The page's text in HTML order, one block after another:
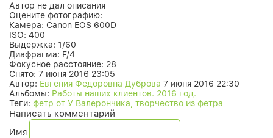
Автор не дал описания
Оцените фотографию:
Камера: Canon EOS 600D
ISO: 400
Выдержка: 1/60
Диафрагма: F/4
Фокусное расстояние: 28
Снято: 7 июня 2016 23:05
Автор: Евгения Федоровна Дуброва 7 июня 2016 22:30
Альбомы: Работы наших клиентов. 2016 год.
Теги: фетр от У Валерончика, творчество из фетра
Написать комментарий
Имя